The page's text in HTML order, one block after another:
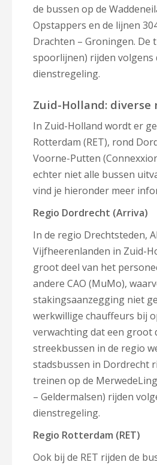
de bussen op de
Opstappers en de lijnen
Drachten – Groningen. De
spoorlijnen) rijden volgens
dienstregeling.
Zuid-Holland: diverse
In Zuid-Holland wordt er
Rotterdam (RET), rond
Voorne-Putten
echter niet alle bussen
vind je hieronder meer
Regio Dordrecht (Arriva)
In de regio Drechtsteden,
Vijfheerenlanden in Zuid-
groot deel van het
andere CAO (MuMo),
stakingsaanzegging niet
werkwillige chauffeurs bij
verwachting dat een groot
streekbussen in de regio
stadsbussen in Dordrecht
treinen op de
– Geldermalsen) rijden
dienstregeling.
Regio Rotterdam (RET)
Ook bij de RET rijden de